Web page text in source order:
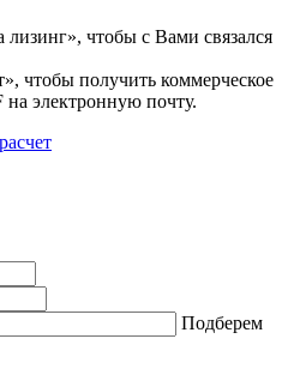
чтобы с Вами связался
чтобы получить коммерческое
электронную почту.
Подберем